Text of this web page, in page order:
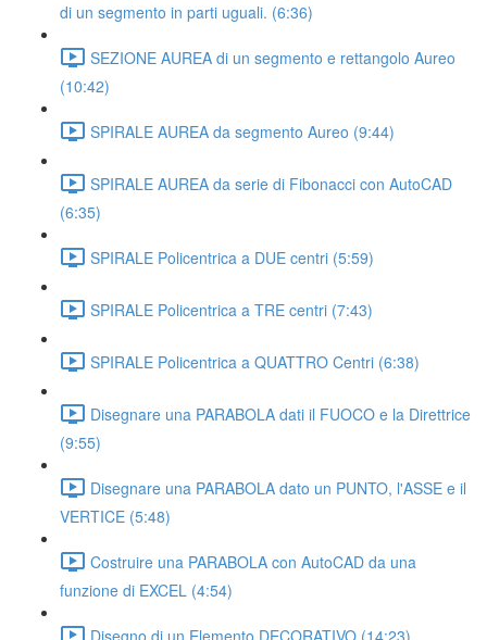
di un segmento in parti uguali. (6:36)
SEZIONE AUREA di un segmento e rettangolo Aureo
(10:42)
SPIRALE AUREA da segmento Aureo (9:44)
SPIRALE AUREA da serie di Fibonacci con AutoCAD
(6:35)
SPIRALE Policentrica a DUE centri (5:59)
SPIRALE Policentrica a TRE centri (7:43)
SPIRALE Policentrica a QUATTRO Centri (6:38)
Disegnare una PARABOLA dati il FUOCO e la Direttrice
(9:55)
Disegnare una PARABOLA dato un PUNTO, l'ASSE e il
VERTICE (5:48)
Costruire una PARABOLA con AutoCAD da una
funzione di EXCEL (4:54)
Disegno di un Elemento DECORATIVO (14:23)